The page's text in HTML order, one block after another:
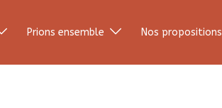
Prions ensemble Nos propositions